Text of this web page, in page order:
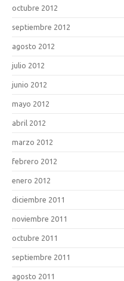
octubre 2012
septiembre 2012
agosto 2012
julio 2012
junio 2012
mayo 2012
abril 2012
marzo 2012
febrero 2012
enero 2012
diciembre 2011
noviembre 2011
octubre 2011
septiembre 2011
agosto 2011